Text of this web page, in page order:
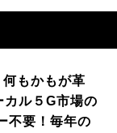
もかもが革
ル５G市場の
不要！毎年の